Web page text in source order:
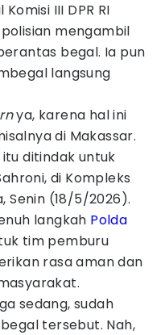
Komisi III DPR RI
mengambil
begal. Ia pun
langsung
ya, karena hal ini
di Makassar.
ditindak untuk
di Kompleks
Senin (18/5/2026).
langkah Polda
tim pemburu
rasa aman dan
sedang, sudah
tersebut. Nah,